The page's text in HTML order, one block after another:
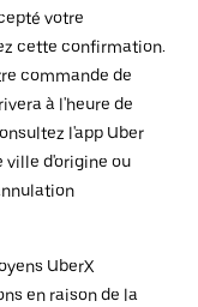
votre
cette confirmation.
commande de
à l'heure de
l'app Uber
ville d'origine ou
UberX
en raison de la